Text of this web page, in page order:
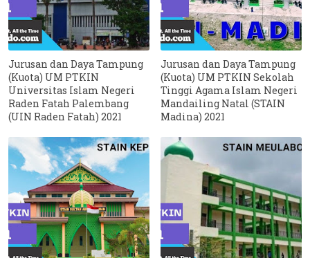
Jurusan dan Daya Tampung
(Kuota) UM PTKIN
Universitas Islam Negeri
Raden Fatah Palembang
(UIN Raden Fatah) 2021
Jurusan dan Daya Tampung
(Kuota) UM PTKIN Sekolah
Tinggi Agama Islam Negeri
Mandailing Natal (STAIN
Madina) 2021